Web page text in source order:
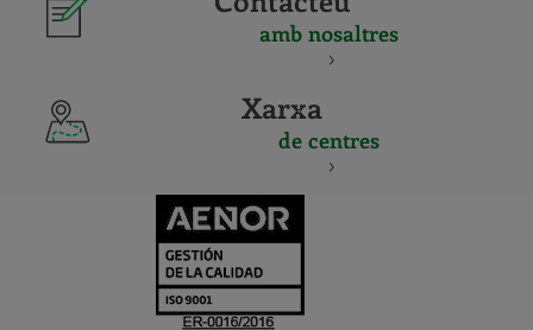
amb nosaltres
Xarxa
de centres